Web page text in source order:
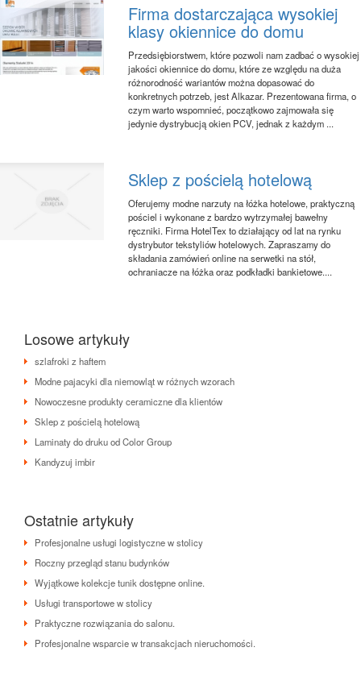
Firma dostarczająca wysokiej
klasy okiennice do domu
Przedsiębiorstwem, które pozwoli nam zadbać o wysokiej
jakości okiennice do domu, które ze względu na duża
różnorodność wariantów można dopasować do
konkretnych potrzeb, jest Alkazar. Prezentowana firma, o
czym warto wspomnieć, początkowo zajmowała się
jedynie dystrybucją okien PCV, jednak z każdym ...
Sklep z pościelą hotelową
Oferujemy modne narzuty na łóżka hotelowe, praktyczną
pościel i wykonane z bardzo wytrzymałej bawełny
ręczniki. Firma HotelTex to działający od lat na rynku
dystrybutor tekstyliów hotelowych. Zapraszamy do
składania zamówień online na serwetki na stół,
ochraniacze na łóżka oraz podkładki bankietowe....
Losowe artykuły
szlafroki z haftem
Modne pajacyki dla niemowląt w różnych wzorach
Nowoczesne produkty ceramiczne dla klientów
Sklep z pościelą hotelową
Laminaty do druku od Color Group
Kandyzuj imbir
Ostatnie artykuły
Profesjonalne usługi logistyczne w stolicy
Roczny przegląd stanu budynków
Wyjątkowe kolekcje tunik dostępne online.
Usługi transportowe w stolicy
Praktyczne rozwiązania do salonu.
Profesjonalne wsparcie w transakcjach nieruchomości.